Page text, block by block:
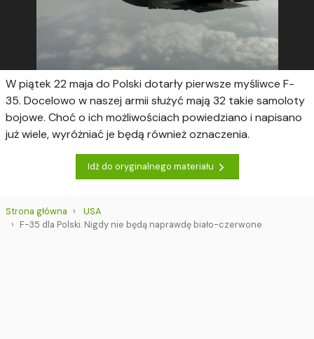
W piątek 22 maja do Polski dotarły pierwsze myśliwce F-
35. Docelowo w naszej armii służyć mają 32 takie samoloty
bojowe. Choć o ich możliwościach powiedziano i napisano
już wiele, wyróżniać je będą również oznaczenia.
Idź do oryginalnego materiału
Strona główna
USA
F-35 dla Polski. Nigdy nie będą naprawdę biało-czerwone